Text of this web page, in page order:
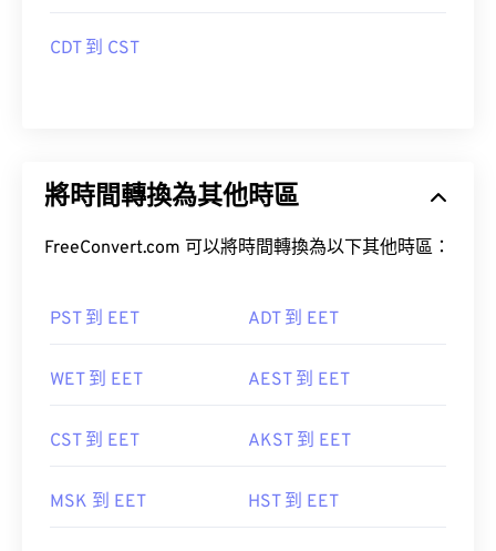
CDT 到 CST
將時間轉換為其他時區
FreeConvert.com 可以將時間轉換為以下其他時區：
PST 到 EET ADT 到 EET
WET 到 EET AEST 到 EET
CST 到 EET AKST 到 EET
MSK 到 EET HST 到 EET